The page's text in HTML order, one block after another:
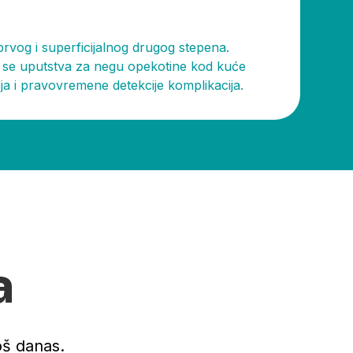
i superficijalnog drugog stepena.
uputstva za negu opekotine kod kuće
i pravovremene detekcije komplikacija.
danas.